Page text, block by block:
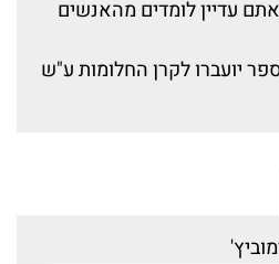
עדיין לומדים מהאנשים
יועברו לקרן החלומות ע"ש